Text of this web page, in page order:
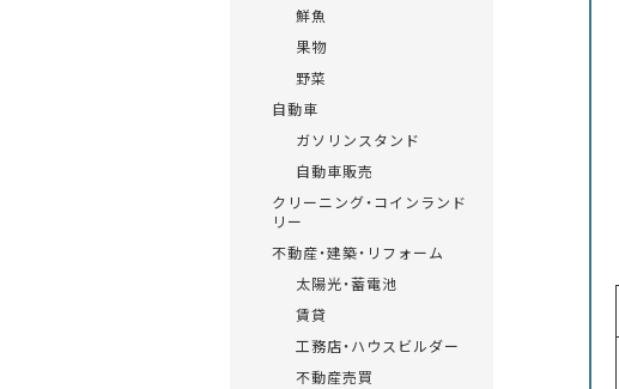
鮮魚
果物
野菜
自動車
ガソリンスタンド
自動車販売
クリーニング・コインランド
リー
不動産・建築・リフォーム
太陽光・蓄電池
賃貸
工務店・ハウスビルダー
不動産売買